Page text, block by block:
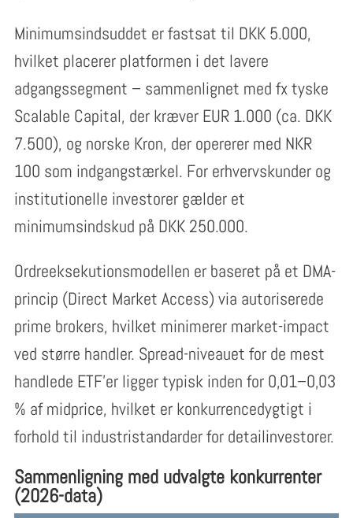
Minimumsindsuddet er fastsat til DKK 5.000,
hvilket placerer platformen i det lavere
adgangssegment – sammenlignet med fx tyske
Scalable Capital, der kræver EUR 1.000 (ca. DKK
7.500), og norske Kron, der opererer med NKR
100 som indgangstærkel. For erhvervskunder og
institutionelle investorer gælder et
minimumsindskud på DKK 250.000.
Ordreeksekutionsmodellen er baseret på et DMA-
princip (Direct Market Access) via autoriserede
prime brokers, hvilket minimerer market-impact
ved større handler. Spread-niveauet for de mest
handlede ETF’er ligger typisk inden for 0,01–0,03
% af midprice, hvilket er konkurrencedygtigt i
forhold til industristandarder for detailinvestorer.
Sammenligning med udvalgte konkurrenter
(2026-data)